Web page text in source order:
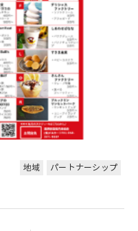
地域 パートナーシップ